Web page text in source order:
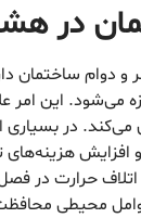
در
دوام ساختمان
می‌شود. این امر
می‌کند. در
هزینه‌های
حرارت در
محیطی